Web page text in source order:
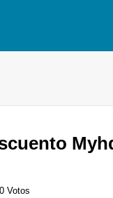
0 Votos